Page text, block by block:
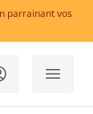
parrainant vos